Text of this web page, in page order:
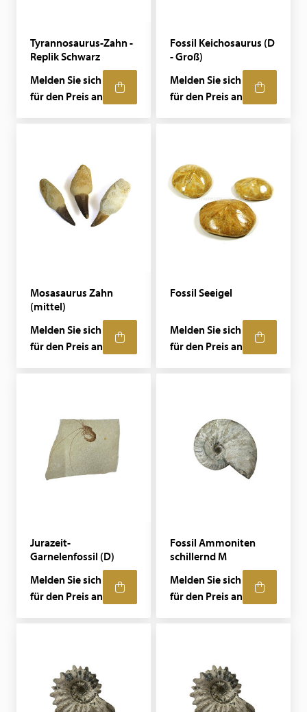
Tyrannosaurus-Zahn -
Replik Schwarz
Melden Sie sich
für den Preis an
Fossil Keichosaurus (D
- Groß)
Melden Sie sich
für den Preis an
Mosasaurus Zahn
(mittel)
Melden Sie sich
für den Preis an
Fossil Seeigel
Melden Sie sich
für den Preis an
Jurazeit-
Garnelenfossil (D)
Melden Sie sich
für den Preis an
Fossil Ammoniten
schillernd M
Melden Sie sich
für den Preis an